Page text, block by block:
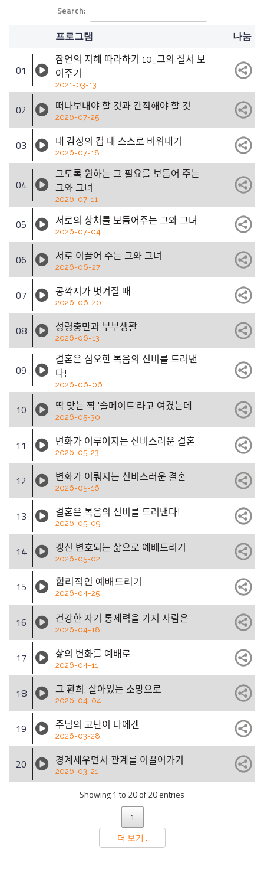
Search:
프로그램 나눔
01
잠언의 지혜 따라하기 10_그의 질서 보
여주기
2021-03-13
02 떠나보내야 할 것과 간직해야 할 것
2026-07-25
03 내 감정의 컵 내 스스로 비워내기
2026-07-18
04
그토록 원하는 그 필요를 보듬어 주는
그와 그녀
2026-07-11
05 서로의 상처를 보듬어주는 그와 그녀
2026-07-04
06 서로 이끌어 주는 그와 그녀
2026-06-27
07 콩깍지가 벗겨질 때
2026-06-20
08 성령충만과 부부생활
2026-06-13
09
결혼은 심오한 복음의 신비를 드러낸
다!
2026-06-06
10 딱 맞는 짝 '솔메이트'라고 여겼는데
2026-05-30
11 변화가 이루어지는 신비스러운 결혼
2026-05-23
12 변화가 이뤄지는 신비스러운 결혼
2026-05-16
13 결혼은 복음의 신비를 드러낸다!
2026-05-09
14 갱신 변호되는 삶으로 예배드리기
2026-05-02
15 합리적인 예배드리기
2026-04-25
16 건강한 자기 통제력을 가지 사람은
2026-04-18
17 삶의 변화를 예배로
2026-04-11
18 그 환희, 살아있는 소망으로
2026-04-04
19 주님의 고난이 나에겐
2026-03-28
20 경계세우면서 관계를 이끌어가기
2026-03-21
Showing 1 to 20 of 20 entries
1
더 보기 ...